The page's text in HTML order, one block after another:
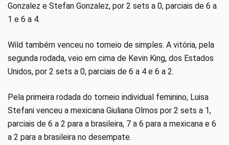
Gonzalez e Stefan Gonzalez, por 2 sets a 0, parciais de 6 a
1 e 6 a 4.
Wild também venceu no torneio de simples. A vitória, pela
segunda rodada, veio em cima de Kevin King, dos Estados
Unidos, por 2 sets a 0, parciais de 6 a 4 e 6 a 2.
Pela primeira rodada do torneio individual feminino, Luisa
Stefani venceu a mexicana Giuliana Olmos por 2 sets a 1,
parciais de 6 a 2 para a brasileira, 7 a 6 para a mexicana e 6
a 2 para a brasileira no desempate.